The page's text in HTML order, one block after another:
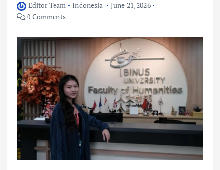
Editor Team Indonesia
June 21, 2026
0 Comments